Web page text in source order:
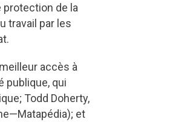
de la
travail par les
accès à
publique, qui
Todd Doherty,
et